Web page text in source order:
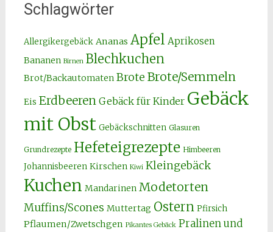
Schlagwörter
Allergikergebäck Ananas Apfel Aprikosen
Bananen Birnen Blechkuchen
Brot/Backautomaten Brote Brote/Semmeln
Eis Erdbeeren Gebäck für Kinder Gebäck
mit Obst Gebäckschnitten Glasuren
Grundrezepte Hefeteigrezepte Himbeeren
Johannisbeeren Kirschen Kiwi Kleingebäck
Kuchen Mandarinen Modetorten
Muffins/Scones Muttertag Ostern Pfirsich
Pflaumen/Zwetschgen Pikantes Gebäck Pralinen und